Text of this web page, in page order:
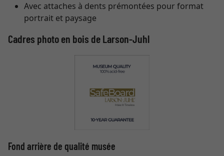
Avec attaches à dents prémontées pour format
portrait et paysage
Cadres photo en bois de Larson-Juhl
Fond arrière de qualité musée